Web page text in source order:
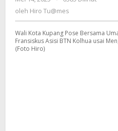
Pansus
Hiro
oleh Hiro Tu@mes
Wali Kota Kupang Pose Bersama
Fransiskus Asisi BTN Kolhua usai
(Foto Hiro)